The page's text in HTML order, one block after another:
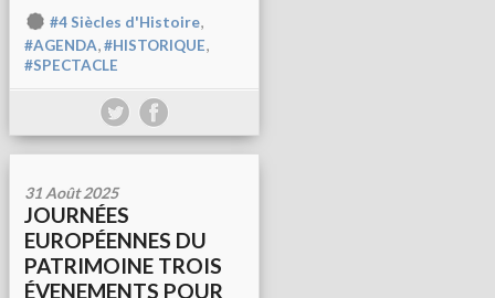
#4 Siècles d'Histoire,
#AGENDA,#HISTORIQUE,
#SPECTACLE
31 Août 2025
JOURNÉES
EUROPÉENNES DU
PATRIMOINE TROIS
ÉVENEMENTS POUR